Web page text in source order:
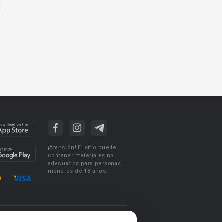
¡Atención! El sitio puede
contener materiales no
adecuados para personas
menores de 18 años.